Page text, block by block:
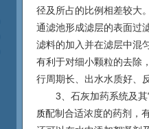
径及所占的比例相差较大
通滤池形成滤层的表面过
滤料的加入并在滤层中混
有利于对细小颗粒的去除
行周期长、出水水质好、
3、石灰加药系统及其
质配制合适浓度的药剂，